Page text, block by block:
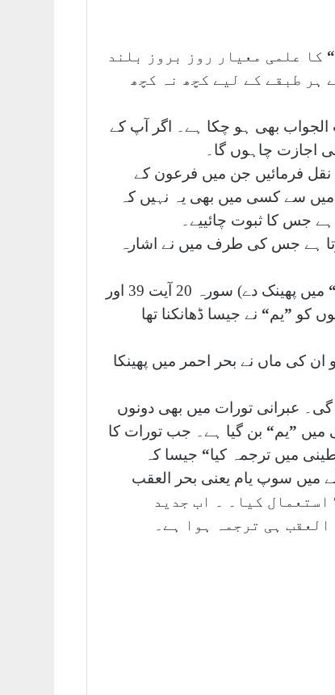
“ کا علمی معیار روز بروز بلند
ہر طبقے کے لیے کچھ نہ کچھ
بھی ہو چکا ہے۔ اگر آپ کے
اجازت چاہوں گا۔
فرمائیں جن میں فرعون کے
میں سے کسی میں بھی یہ نہیں کہ
جس کا ثبوت چائییے۔
ہے جس کی طرف میں نے اشارہ
“
میں پھینک دے) سورہ 20 آیت 39 اور
کو ”یم“ نے جیسا ڈھانکنا تھا
کی ماں نے بحر احمر میں پھینکا
عبرانی تورات میں بھی دونوں
میں ”یم“ بن گیا ہے۔ جب تورات کا
میں ترجمہ کیا“ جیسا کہ
میں سوپ یام یعنی بحر العقب
استعمال کیا۔ ۔ اب جدید
ہی ترجمہ ہوا ہے۔